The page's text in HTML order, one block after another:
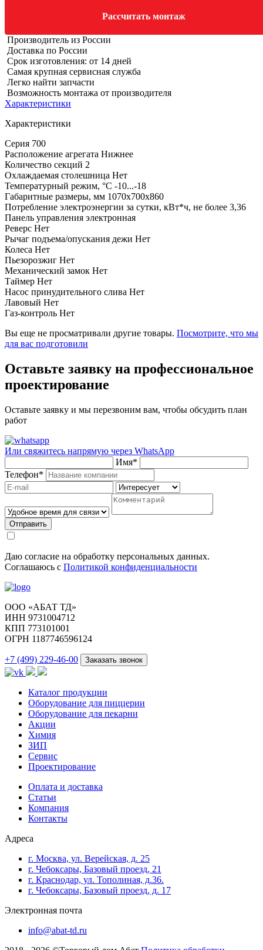
Рассчитать монтаж
Производитель из России
Доставка по России
Срок изготовления: от 14 дней
Самая крупная сервисная служба
Легко найти запчасти
Возможность монтажа от производителя
Характеристики
Характеристики
Серия 700
Расположение агрегата Нижнее
Количество секций 2
Охлаждаемая столешница Нет
Температурный режим, °C -10...-18
Габаритные размеры, мм 1070х700х860
Потребление электроэнергии за сутки, кВт*ч, не более 3,36
Панель управления электронная
Реверс Нет
Рычаг подъема/опускания дежи Нет
Колеса Нет
Пьезорозжиг Нет
Механический замок Нет
Таймер Нет
Насос принудительного слива Нет
Лавовый Нет
Газ-контроль Нет
Вы еще не просматривали другие товары. Посмотрите, что мы
для вас подготовили
Оставьте заявку на профессиональное
проектирование
Оставьте заявку и мы перезвоним вам, чтобы обсудить план
работ
Или свяжитесь напрямую через WhatsApp
Имя*
Телефон*
Отправить
Даю согласие на обработку персональных данных.
Соглашаюсь с Политикой конфиденциальности
ООО «АБАТ ТД»
ИНН 9731004712
КПП 773101001
ОГРН 1187746596124
+7 (499) 229-46-00 Заказать звонок
Каталог продукции
Оборудование для пиццерии
Оборудование для пекарни
Акции
Химия
ЗИП
Сервис
Проектирование
Оплата и доставка
Cтатьи
Компания
Контакты
Адреса
г. Москва, ул. Верейская, д. 25
г. Чебоксары, Базовый проезд, 21
г. Краснодар, ул. Тополиная, д.36.
г. Чебоксары, Базовый проезд, д. 17
Электронная почта
info@abat-td.ru